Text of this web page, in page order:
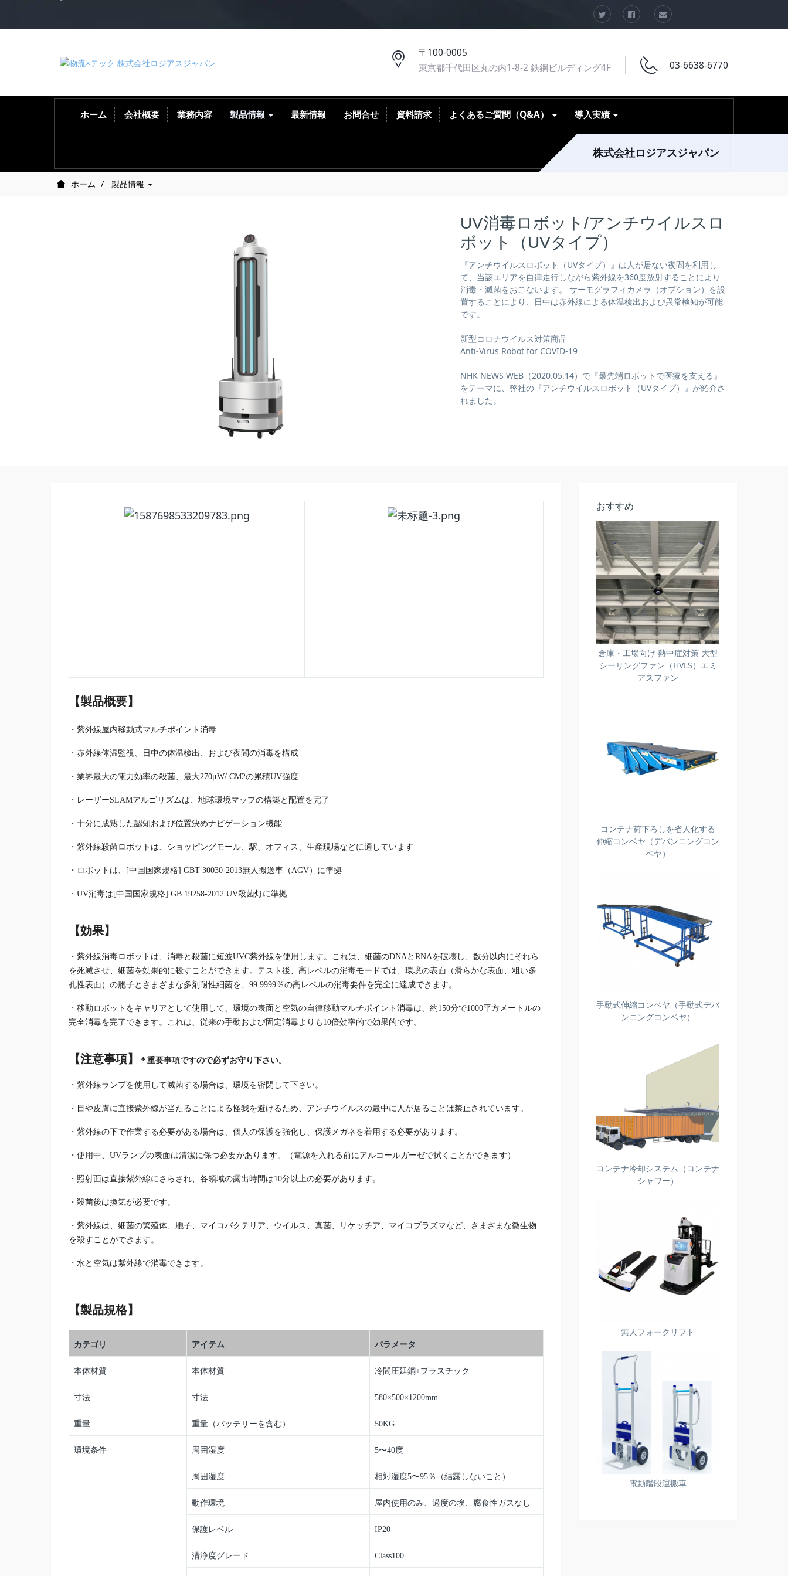
〒100-0005
東京都千代田区丸の内1-8-2 鉄鋼ビルディング4F
03-6638-6770
株式会社ロジアスジャパン
ホーム 会社概要 業務内容 製品情報 最新情報 お問合せ 資料請求 よくあるご質問（Q&A） 導入実績
ホーム 製品情報
UV消毒ロボット/アンチウイルスロ
ボット（UVタイプ）
『アンチウイルスロボット（UVタイプ）』は人が居ない夜間を利用し
て、当該エリアを自律走行しながら紫外線を360度放射することにより
消毒・滅菌をおこないます。 サーモグラフィカメラ（オプション）を設
置することにより、日中は赤外線による体温検出および異常検知が可能
です。
新型コロナウイルス対策商品
Anti-Virus Robot for COVID-19
NHK NEWS WEB（2020.05.14）で『最先端ロボットで医療を支える』
をテーマに、弊社の『アンチウイルスロボット（UVタイプ）』が紹介さ
れました。
【製品概要】
・紫外線屋内移動式マルチポイント消毒
・赤外線体温監視、日中の体温検出、および夜間の消毒を構成
・業界最大の電力効率の殺菌、最大270μW/ CM2の累積UV強度
・レーザーSLAMアルゴリズムは、地球環境マップの構築と配置を完了
・十分に成熟した認知および位置決めナビゲーション機能
・紫外線殺菌ロボットは、ショッピングモール、駅、オフィス、生産現場などに適しています
・ロボットは、[中国国家規格] GBT 30030-2013無人搬送車（AGV）に準拠
・UV消毒は[中国国家規格] GB 19258-2012 UV殺菌灯に準拠
【効果】
・紫外線消毒ロボットは、消毒と殺菌に短波UVC紫外線を使用します。これは、細菌のDNAとRNAを破壊し、数分以内にそれら
を死滅させ、細菌を効果的に殺すことができます。テスト後、高レベルの消毒モードでは、環境の表面（滑らかな表面、粗い多
孔性表面）の胞子とさまざまな多剤耐性細菌を、99.9999％の高レベルの消毒要件を完全に達成できます。
・移動ロボットをキャリアとして使用して、環境の表面と空気の自律移動マルチポイント消毒は、約150分で1000平方メートルの
完全消毒を完了できます。これは、従来の手動および固定消毒よりも10倍効率的で効果的です。
【注意事項】 ＊重要事項ですので必ずお守り下さい。
・紫外線ランプを使用して滅菌する場合は、環境を密閉して下さい。
・目や皮膚に直接紫外線が当たることによる怪我を避けるため、アンチウイルスの最中に人が居ることは禁止されています。
・紫外線の下で作業する必要がある場合は、個人の保護を強化し、保護メガネを着用する必要があります。
・使用中、UVランプの表面は清潔に保つ必要があります。（電源を入れる前にアルコールガーゼで拭くことができます）
・照射面は直接紫外線にさらされ、各領域の露出時間は10分以上の必要があります。
・殺菌後は換気が必要です。
・紫外線は、細菌の繁殖体、胞子、マイコバクテリア、ウイルス、真菌、リケッチア、マイコプラズマなど、さまざまな微生物
を殺すことができます。
・水と空気は紫外線で消毒できます。
【製品規格】
カテゴリ アイテム パラメータ
本体材質 本体材質 冷間圧延鋼+プラスチック
寸法 寸法 580×500×1200mm
重量 重量（バッテリーを含む） 50KG
環境条件 周囲湿度 5〜40度
周囲湿度 相対湿度5〜95％（結露しないこと）
動作環境 屋内使用のみ、過度の埃、腐食性ガスなし
保護レベル IP20
清浄度グレード Class100
おすすめ
倉庫・工場向け 熱中症対策 大型
シーリングファン（HVLS）エミ
アスファン
コンテナ荷下ろしを省人化する
伸縮コンベヤ（デバンニングコン
ベヤ）
手動式伸縮コンベヤ（手動式デバ
ンニングコンベヤ）
コンテナ冷却システム（コンテナ
シャワー）
無人フォークリフト
電動階段運搬車